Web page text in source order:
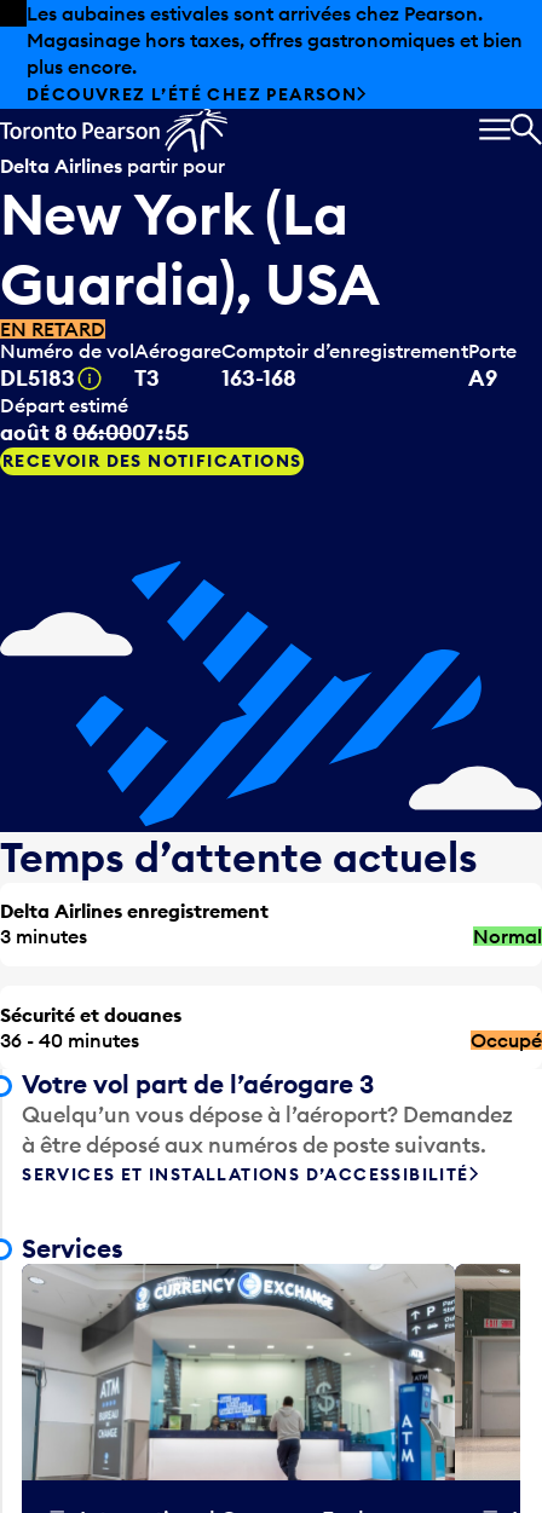
Skip to offers
Passer au contenu principal
Les aubaines estivales sont arrivées chez Pearson.
Magasinage hors taxes, offres gastronomiques et bien
plus encore.
DÉCOUVREZ L’ÉTÉ CHEZ PEARSON
Delta Airlines partir pour
New York (La
Guardia), USA
EN RETARD
Numéro de vol
DL5183 Infobulle
Aérogare
T3
Comptoir d’enregistrement
163-168
Porte
A9
Départ estimé
août 8 06:0007:55
RECEVOIR DES NOTIFICATIONS
Temps d’attente actuels
Delta Airlines enregistrement
3 minutes
Normal
Sécurité et douanes
36 - 40 minutes
Occupé
Votre vol part de l’aérogare 3
Quelqu’un vous dépose à l’aéroport? Demandez
à être déposé aux numéros de poste suivants.
SERVICES ET INSTALLATIONS D’ACCESSIBILITÉ
Services